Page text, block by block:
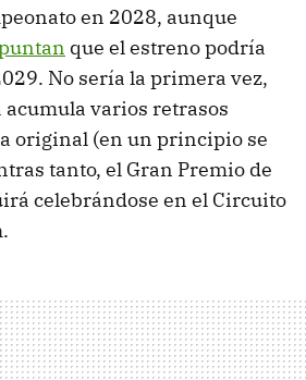
en 2028, aunque
que el estreno podría
No sería la primera vez,
varios retrasos
original (en un principio se
tanto, el Gran Premio de
celebrándose en el Circuito